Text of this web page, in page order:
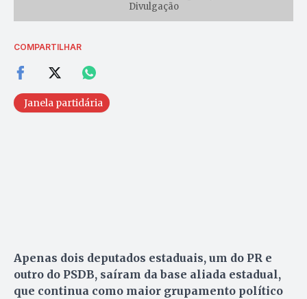
Divulgação
COMPARTILHAR
Janela partidária
Apenas dois deputados estaduais, um do PR e
outro do PSDB, saíram da base aliada estadual,
que continua como maior grupamento político